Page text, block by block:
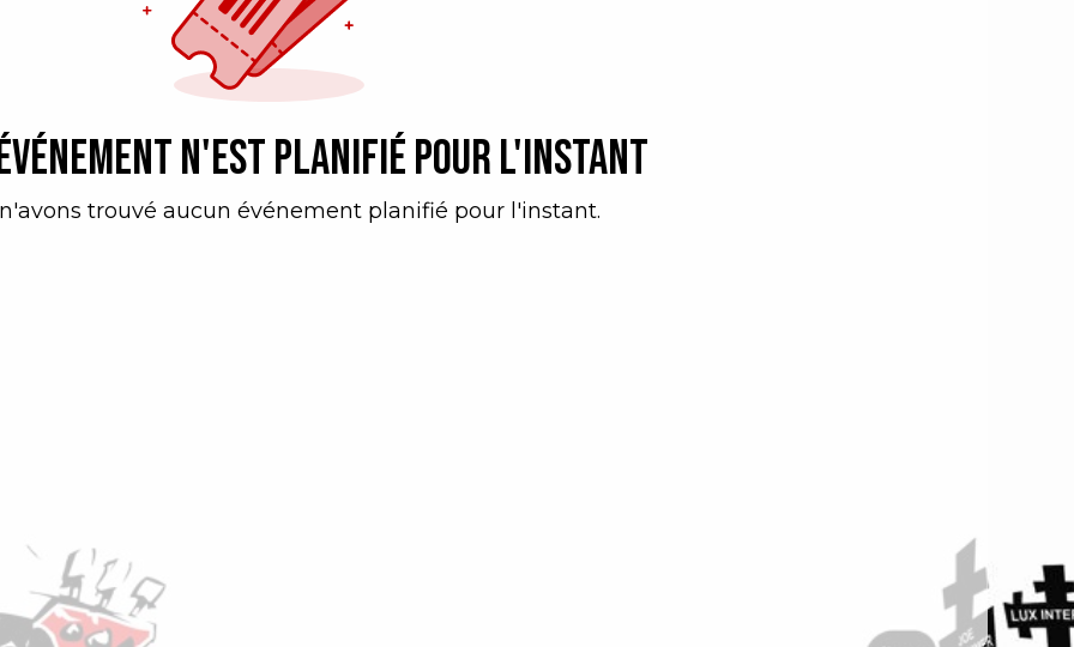
n'est planifié pour l'instant
trouvé aucun événement planifié pour l'instant.